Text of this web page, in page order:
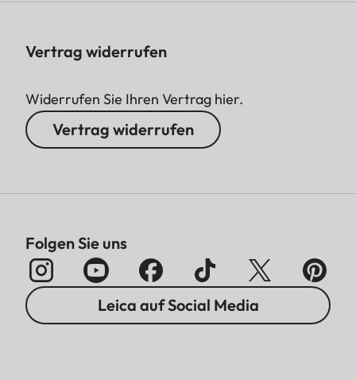
Vertrag widerrufen
Widerrufen Sie Ihren Vertrag hier.
Vertrag widerrufen
Folgen Sie uns
Leica auf Social Media